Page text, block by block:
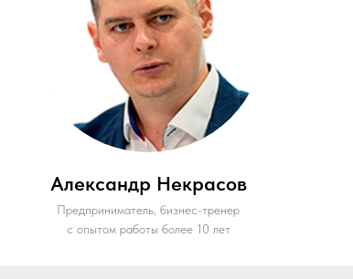
Александр Некрасов
Предприниматель, бизнес-тренер
с опытом работы более 10 лет